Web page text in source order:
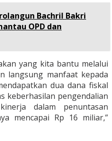
Bachril Bakri
OPD dan
yang kita bantu melalui
langsung manfaat kepada
dua dana fiskal
keberhasilan pengendalian
dalam penuntasan
mencapai Rp 16 miliar,”